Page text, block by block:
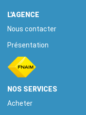
L'AGENCE
Nous contacter
Présentation
NOS SERVICES
Acheter